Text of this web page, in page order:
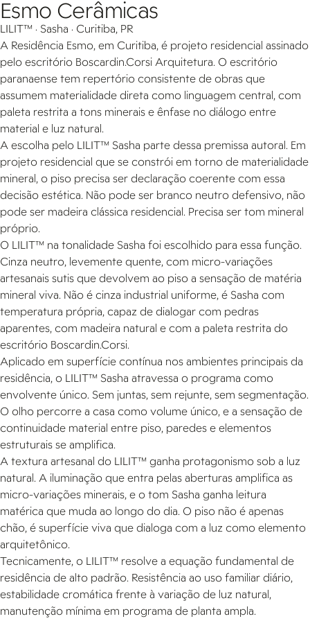
Esmo Cerâmicas
LILIT™ · Sasha · Curitiba, PR
A Residência Esmo, em Curitiba, é projeto residencial assinado
pelo escritório Boscardin.Corsi Arquitetura. O escritório
paranaense tem repertório consistente de obras que
assumem materialidade direta como linguagem central, com
paleta restrita a tons minerais e ênfase no diálogo entre
material e luz natural.
A escolha pelo LILIT™ Sasha parte dessa premissa autoral. Em
projeto residencial que se constrói em torno de materialidade
mineral, o piso precisa ser declaração coerente com essa
decisão estética. Não pode ser branco neutro defensivo, não
pode ser madeira clássica residencial. Precisa ser tom mineral
próprio.
O LILIT™ na tonalidade Sasha foi escolhido para essa função.
Cinza neutro, levemente quente, com micro-variações
artesanais sutis que devolvem ao piso a sensação de matéria
mineral viva. Não é cinza industrial uniforme, é Sasha com
temperatura própria, capaz de dialogar com pedras
aparentes, com madeira natural e com a paleta restrita do
escritório Boscardin.Corsi.
Aplicado em superfície contínua nos ambientes principais da
residência, o LILIT™ Sasha atravessa o programa como
envolvente único. Sem juntas, sem rejunte, sem segmentação.
O olho percorre a casa como volume único, e a sensação de
continuidade material entre piso, paredes e elementos
estruturais se amplifica.
A textura artesanal do LILIT™ ganha protagonismo sob a luz
natural. A iluminação que entra pelas aberturas amplifica as
micro-variações minerais, e o tom Sasha ganha leitura
matérica que muda ao longo do dia. O piso não é apenas
chão, é superfície viva que dialoga com a luz como elemento
arquitetônico.
Tecnicamente, o LILIT™ resolve a equação fundamental de
residência de alto padrão. Resistência ao uso familiar diário,
estabilidade cromática frente à variação de luz natural,
manutenção mínima em programa de planta ampla.